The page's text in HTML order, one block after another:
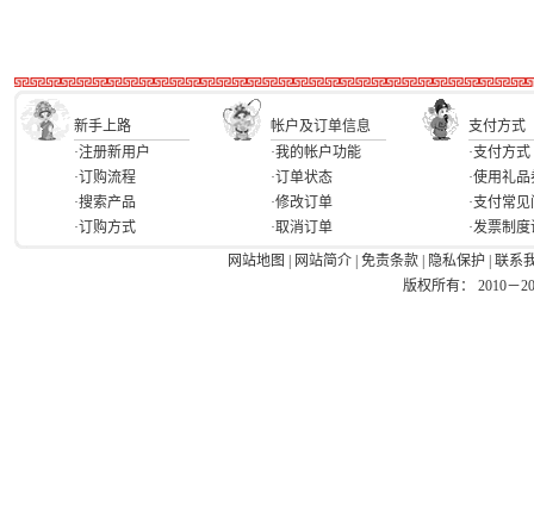
新手上路 帐户及订单信息
支付方式
·注册新用户
·订购流程
·搜索产品
·订购方式
·我的帐户功能
·订单状态
·修改订单
·取消订单
·支付方式
·使用礼品
·支付常
·发票制
网站地图
网站简介 免责条款 隐私保护
联系
版权所有： 2010－